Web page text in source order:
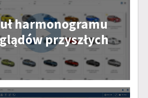
harmonogramu
przyszłych